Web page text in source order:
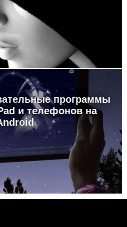
программы
и телефонов на